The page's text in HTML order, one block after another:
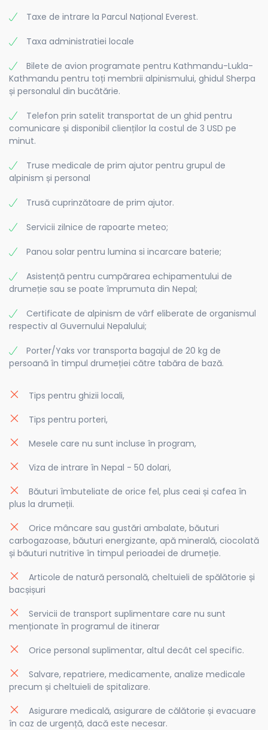
Taxe de intrare la Parcul Național Everest.
Taxa administratiei locale
Bilete de avion programate pentru Kathmandu-Lukla-
Kathmandu pentru toți membrii alpinismului, ghidul Sherpa
și personalul din bucătărie.
Telefon prin satelit transportat de un ghid pentru
comunicare și disponibil clienților la costul de 3 USD pe
minut.
Truse medicale de prim ajutor pentru grupul de
alpinism și personal
Trusă cuprinzătoare de prim ajutor.
Servicii zilnice de rapoarte meteo;
Panou solar pentru lumina si incarcare baterie;
Asistență pentru cumpărarea echipamentului de
drumeție sau se poate împrumuta din Nepal;
Certificate de alpinism de vârf eliberate de organismul
respectiv al Guvernului Nepalului;
Porter/Yaks vor transporta bagajul de 20 kg de
persoană în timpul drumeției către tabăra de bază.
Tips pentru ghizii locali,
Tips pentru porteri,
Mesele care nu sunt incluse în program,
Viza de intrare în Nepal - 50 dolari,
Băuturi îmbuteliate de orice fel, plus ceai și cafea în
plus la drumeții.
Orice mâncare sau gustări ambalate, băuturi
carbogazoase, băuturi energizante, apă minerală, ciocolată
și băuturi nutritive în timpul perioadei de drumeție.
Articole de natură personală, cheltuieli de spălătorie și
bacșișuri
Servicii de transport suplimentare care nu sunt
menționate în programul de itinerar
Orice personal suplimentar, altul decât cel specific.
Salvare, repatriere, medicamente, analize medicale
precum și cheltuieli de spitalizare.
Asigurare medicală, asigurare de călătorie și evacuare
în caz de urgență, dacă este necesar.